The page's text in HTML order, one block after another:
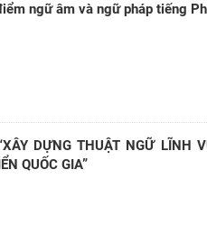
ngữ âm và ngữ pháp tiếng
DỰNG THUẬT NGỮ LĨNH
QUỐC GIA”